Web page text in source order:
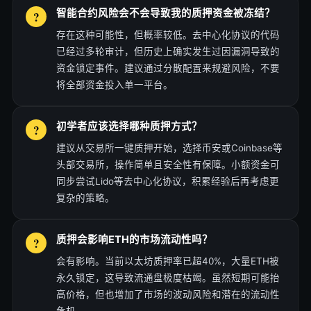
智能合约风险会不会导致我的质押资金被冻结？
存在这种可能性，但概率较低。去中心化协议的代码
已经过多轮审计，但历史上确实发生过因漏洞导致的
资金锁定事件。建议通过分散配置来规避风险，不要
将全部资金投入单一平台。
初学者应该选择哪种质押方式？
建议从交易所一键质押开始，选择币安或Coinbase等
头部交易所，操作简单且安全性有保障。小额资金可
同步尝试Lido等去中心化协议，积累经验后再考虑更
复杂的策略。
质押会影响ETH的市场流动性吗？
会有影响。当前以太坊质押率已超40%，大量ETH被
永久锁定，这导致流通盘极度枯竭。虽然短期可能抬
高价格，但也增加了市场的波动风险和潜在的流动性